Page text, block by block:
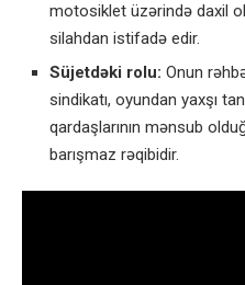
motosiklet üzərində daxil
silahdan istifadə edir.
Süjetdəki rolu: Onun
sindikatı, oyundan yaxşı
qardaşlarının mənsub
barışmaz rəqibidir.